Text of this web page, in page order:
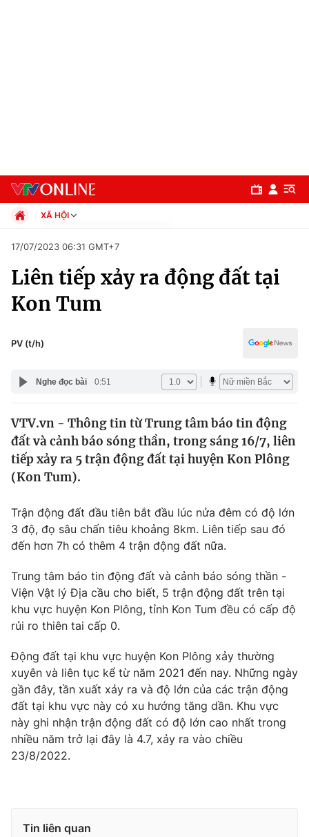
Chuyên mục
Chính trị
Y tế
Thế giới
Thế giới đó đây
Kinh tế
Tài chính
Thị trường
Góc doanh nghiệp
Dữ liệu và đời sống
Truyền hình
Phim VTV
Hậu trường
Nhân vật
Khán giả
Giải sao mai
Giải trí
Điện ảnh
Âm nhạc
Sao
Đời sống
Du lịch
Làm đẹp
Chất lượng cuộc sống
Giáo dục
Tuyển sinh
Công nghệ
XÃ HỘI
Xã hội
Pháp luật
Thể thao
Đời sống
Giáo dục
17/07/2023 06:31 GMT+7
Liên tiếp xảy ra động đất tại
Kon Tum
PV (t/h)
Nghe đọc bài 0:51
VTV.vn - Thông tin từ Trung tâm báo tin động
đất và cảnh báo sóng thần, trong sáng 16/7, liên
tiếp xảy ra 5 trận động đất tại huyện Kon Plông
(Kon Tum).
Trận động đất đầu tiên bắt đầu lúc nửa đêm có độ lớn
3 độ, đọ sâu chấn tiêu khoảng 8km. Liên tiếp sau đó
đến hơn 7h có thêm 4 trận động đất nữa.
Trung tâm báo tin động đất và cảnh báo sóng thần -
Viện Vật lý Ðịa cầu cho biết, 5 trận động đất trên tại
khu vực huyện Kon Plông, tỉnh Kon Tum đều có cấp độ
rủi ro thiên tai cấp 0.
Động đất tại khu vực huyện Kon Plông xảy thường
xuyên và liên tục kể từ năm 2021 đến nay. Những ngày
gần đây, tần xuất xảy ra và độ lớn của các trận động
đất tại khu vực này có xu hướng tăng dần. Khu vực
này ghi nhận trận động đất có độ lớn cao nhất trong
nhiều năm trở lại đây là 4.7, xảy ra vào chiều
23/8/2022.
Tin liên quan